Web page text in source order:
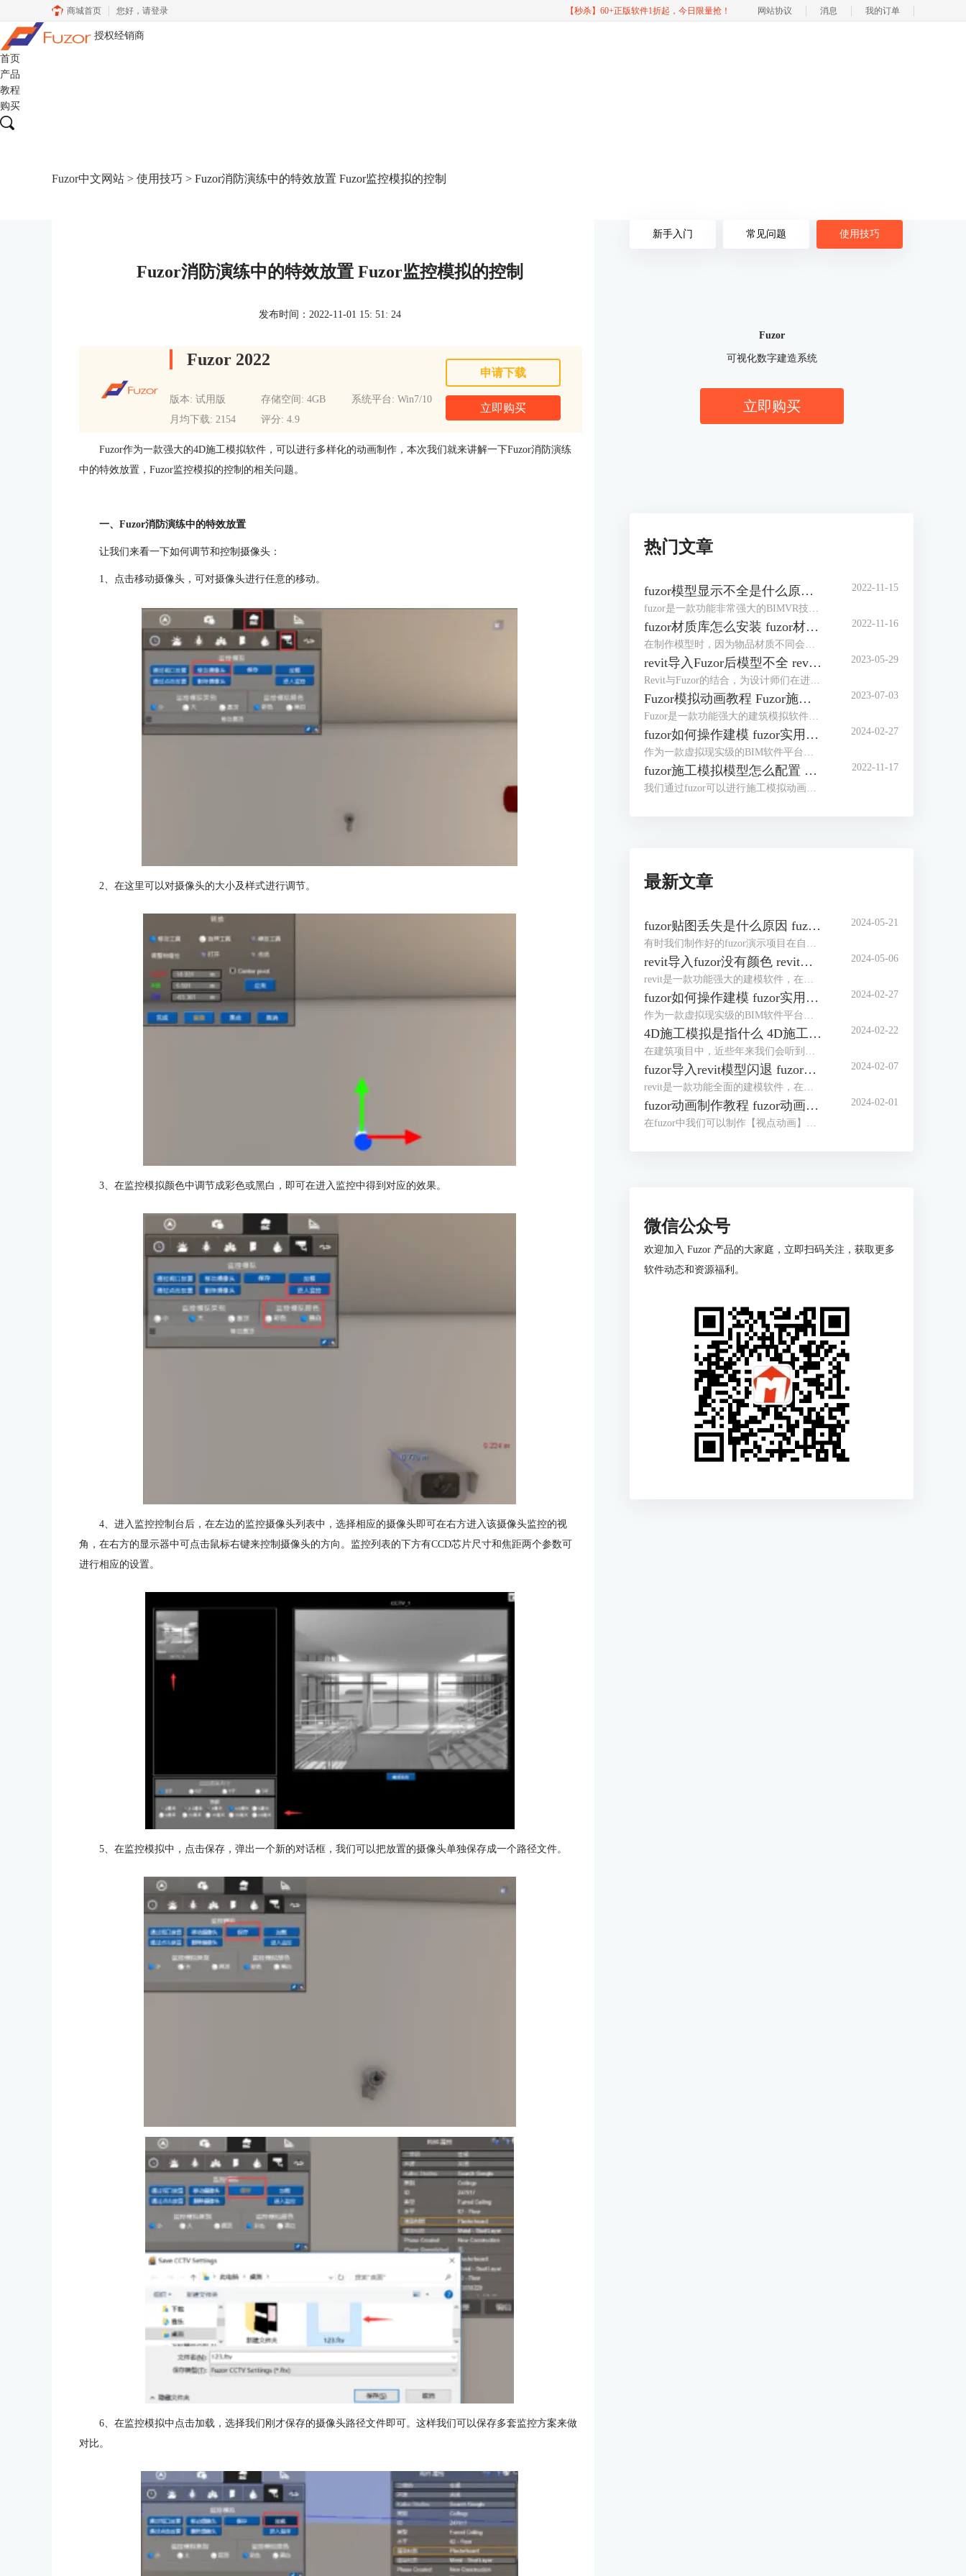
商城首页 您好， 请登录 【秒杀】60+正版软件1折起，今日限量抢！ 网站协议 消息 我的订单
授权经销商
首页
产品
教程
购买
Fuzor中文网站 > 使用技巧 > Fuzor消防演练中的特效放置 Fuzor监控模拟的控制
Fuzor消防演练中的特效放置 Fuzor监控模拟的控制
发布时间：2022-11-01 15: 51: 24
Fuzor 2022
版本: 试用版 存储空间: 4GB
系统平台: Win7/10
月均下载: 2154
评分: 4.9
申请下载
立即购买
Fuzor作为一款强大的4D施工模拟软件，可以进行多样化的动画制作，本次我们就来讲解一下Fuzor消防演练
中的特效放置，Fuzor监控模拟的控制的相关问题。
一、Fuzor消防演练中的特效放置
让我们来看一下如何调节和控制摄像头：
1、点击移动摄像头，可对摄像头进行任意的移动。
2、在这里可以对摄像头的大小及样式进行调节。
3、在监控模拟颜色中调节成彩色或黑白，即可在进入监控中得到对应的效果。
4、进入监控控制台后，在左边的监控摄像头列表中，选择相应的摄像头即可在右方进入该摄像头监控的视
角，在右方的显示器中可点击鼠标右键来控制摄像头的方向。监控列表的下方有CCD芯片尺寸和焦距两个参数可
进行相应的设置。
5、在监控模拟中，点击保存，弹出一个新的对话框，我们可以把放置的摄像头单独保存成一个路径文件。
6、在监控模拟中点击加载，选择我们刚才保存的摄像头路径文件即可。这样我们可以保存多套监控方案来做
对比。
新手入门 常见问题 使用技巧
Fuzor
可视化数字建造系统
立即购买
热门文章
fuzor模型显示不全是什么原因 fuzor模型显示设置
fuzor是一款功能非常强大的BIMVR技术和4D施工模拟技术为一体的综合性平台级工具，使用过程中我们可以将Revit模型同步到fuzor。但有时fuzor模型显示不全是什么原因？这里我们将提供几种解决方案，大家可以根据自己实际情况来设置。除此之外，我们还可以对fuzor模型显示设置进行编辑，以调整出理想的模型效果。下面来看详细介绍吧！
2022-11-15
fuzor材质库怎么安装 fuzor材质库怎么使用
在制作模型时，因为物品材质不同会产生不同效果。但是安装fuzor后，发现软件自带的材质并不是很多，那么fuzor材质库怎么安装？我们可以将下载好的材质库导入fuzor。fuzor材质库怎么使用？有了材质库，使用便非常简单了，除了直接使用材质外，我们还可以对材质进行编辑。下面我们来看详细介绍吧！
2022-11-16
revit导入Fuzor后模型不全 revit导入Fuzor后模型不全怎么办
Revit与Fuzor的结合，为设计师们在进行建筑设计与模型演示时带来了无尽可能性。然而，在Revit向Fuzor导入模型的过程中，有时可能会出现模型不全的情况。本文将详细阐述revit导入Fuzor后模型不全的问题原因，并提供有效的解决办法。
2023-05-29
Fuzor模拟动画教程 Fuzor施工模拟动画如何导出
Fuzor是一款功能强大的建筑模拟软件，它不仅可以帮助设计师创建逼真的建筑模型，还可以制作出令人惊叹的模拟动画。本文将为您提供Fuzor模拟动画的详细教程，让您了解如何利用Fuzor创建出精彩的施工模拟动画。
2023-07-03
fuzor如何操作建模 fuzor实用技巧介绍
作为一款虚拟现实级的BIM软件平台，fuzor功能非常强大，同时fuzor还是一款首次将多人游戏引擎技术引入建筑工程行业的工具。既然是被应用于建筑工程行业，操作建模自然是必不可少的，对于fuzor如何操作建模，这里我们将介绍三种模式。下面我们来看fuzor实用技巧介绍吧！
2024-02-27
fuzor施工模拟模型怎么配置 有哪些注意的点
我们通过fuzor可以进行施工模拟动画，在制作动画过程中需要用到许多机械模型，一个个去配置机械模型动作非常繁琐，在fuzor中我们完成一个机械模型后便可通过复制的方式来将动作应用至同类型的机械模型中。下面我们来看fuzor施工模拟模型怎么配置，以及有哪些注意的点吧！
2022-11-17
最新文章
fuzor贴图丢失是什么原因 fuzor贴图丢失怎么办
有时我们制作好的fuzor演示项目在自己电脑上非常完整，在公共设备上演示时却出现了贴图丢失的状况。fuzor贴图丢失是什么原因？贴图丢失有多种原因，有可能是材质库的原因，也有可能是材质库保存路径的问题。fuzor贴图丢失怎么办？我们可以针对贴图丢失的原因进行修复，也可以将fuzor导出为exe文件，或制作人物漫游动画。下面我们来看详细介绍吧！
2024-05-21
revit导入fuzor没有颜色 revit导入fuzor后模型不全怎么办
revit是一款功能强大的建模软件，在多个行业被应用广泛。fuzor是一款融合了BIMVR技术和4D施工模拟技术的综合性平台级工具，使用时我们可以将revit中创建的模型导入fuzor中，如果revit导入fuzor没有颜色，很大概率是保存建模时导出了白模。revit导入fuzor后模型不全怎么办？这主要是由于材质库和视觉样式造成的。下面我们来看详细介绍吧！
2024-05-06
fuzor如何操作建模 fuzor实用技巧介绍
作为一款虚拟现实级的BIM软件平台，fuzor功能非常强大，同时fuzor还是一款首次将多人游戏引擎技术引入建筑工程行业的工具。既然是被应用于建筑工程行业，操作建模自然是必不可少的，对于fuzor如何操作建模，这里我们将介绍三种模式。下面我们来看fuzor实用技巧介绍吧！
2024-02-27
4D施工模拟是指什么 4D施工模拟用什么软件
在建筑项目中，近些年来我们会听到是否有4D施工模拟的展示。4D施工模拟是指什么？通俗得讲是我们使用3D虚拟与现实软件，将整个建筑项目的流程通过软件展示出来。4D施工模拟用什么软件？关于4D施工模拟的制作，我们可以使用3D虚拟与现实软件。下面我们来看详细介绍吧！
2024-02-22
fuzor导入revit模型闪退 fuzor导入revit模型错位怎么办
revit是一款功能全面的建模软件，在我们使用fuzor对模型进行渲染时，需要将revit模型导入fuzor。但发现fuzor导入revit模型闪退，模型闪退可能与显卡不匹配有关。fuzor导入revit模型错位怎么办？对于导入revit模型错位的问题，我们可以先查看revit中错位的参数，然后再在fuzor中进行调整。下面我们来看详细介绍吧！
2024-02-07
fuzor动画制作教程 fuzor动画怎么导出来
在fuzor中我们可以制作【视点动画】和【人物漫游动画】，视点动画是像电影一样展示模型，人物漫游动画是以人物的视角展示模型。这两种动画的制作过程完全不同，视点动画的制作和制作施工模拟动画的操作相似，人物漫游动画的制作更像是一种视频的录制。下面我们来看fuzor动画制作教程，以及fuzor动画怎么导出来吧！
2024-02-01
微信公众号
欢迎加入 Fuzor 产品的大家庭，立即扫码关注，获取更多
软件动态和资源福利。